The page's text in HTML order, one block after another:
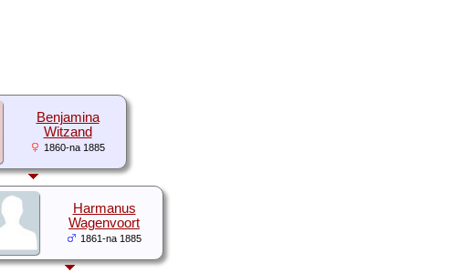
Benjamina
Witzand
1860-na 1885
Harmanus
Wagenvoort
1861-na 1885